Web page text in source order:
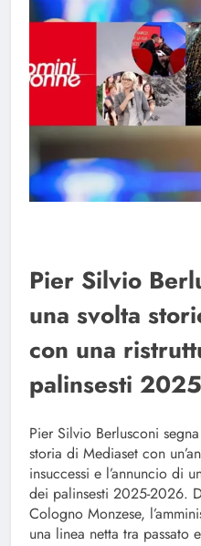
Pier Silvio
una svolta
con una
palinsesti
Pier Silvio Berlusconi
storia di Mediaset con
insuccessi e l’annuncio di
dei palinsesti 2025-2026.
Cologno Monzese,
una linea netta tra passato